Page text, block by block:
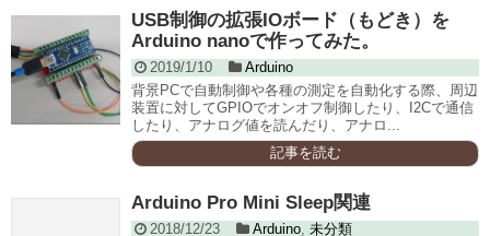
USB制御の拡張IOボード（もどき）を
Arduino nanoで作ってみた。
2019/1/10
Arduino
背景PCで自動制御や各種の測定を自動化する際、周辺
装置に対してGPIOでオンオフ制御したり、I2Cで通信
したり、アナログ値を読んだり、アナロ...
記事を読む
Arduino Pro Mini Sleep関連
2018/12/23 Arduino, 未分類